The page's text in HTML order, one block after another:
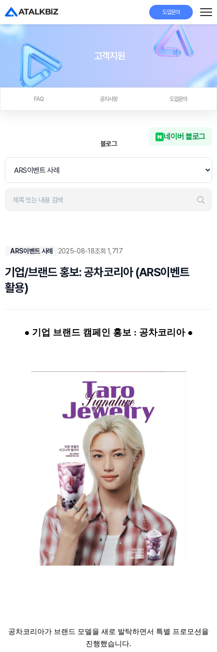
도입문의
고객지원
FAQ 공지사항 도입문의
블로그
네이버 블로그
ARS이벤트 사례 2025-08-18조회 1,717
기업/브랜드 홍보: 공차코리아 (ARS이벤트
활용)
● 기업 브랜드 캠페인 홍보 : 공차코리아 ●
공차코리아가 브랜드 모델을 새로 발탁하면서 특별 프로모션을
진행했습니다.